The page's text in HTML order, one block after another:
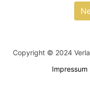
Copyright © 2024
Impressum